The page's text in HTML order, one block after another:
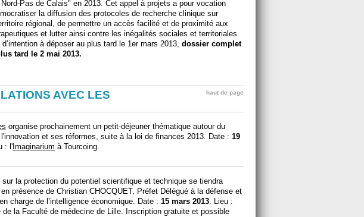
Pas de Calais" en 2013. Cet appel à projets a pour vocation
la diffusion des protocoles de recherche clinique sur
régional, de permettre un accès facilité et de proximité aux
et lutter ainsi contre les inégalités sociales et territoriales
à déposer au plus tard le 1er mars 2013, dossier complet
tard le 2 mai 2013.
AVEC LES
haut de page
organise prochainement un petit-déjeuner thématique autour du
et ses réformes, suite à la loi de finances 2013. Date : 19
: l' Imaginarium à Tourcoing.
sur la protection du potentiel scientifique et technique se tiendra
présence de Christian CHOCQUET, Préfet Délégué à la défense et
charge de l’intelligence économique. Date : 15 mars 2013. Lieu :
de la Faculté de médecine de Lille. Inscription gratuite et possible